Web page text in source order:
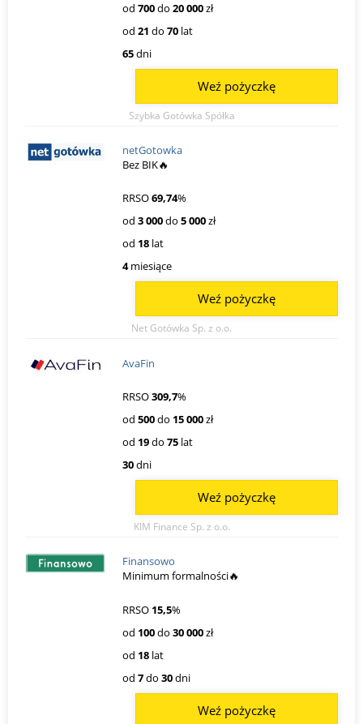
od 700do 20 000zł
od 21 do 70 lat
65dni
Szybka Gotówka Spółka
Weź pożyczkę
netGotowka
Bez BIK🔥
RRSO69,74%
od 3 000do 5 000zł
od 18 lat
4miesiące
Net Gotówka Sp. z o.o.
Weź pożyczkę
AvaFin
RRSO309,7%
od 500do 15 000zł
od 19do 75 lat
30dni
KIM Finance Sp. z o.o.
Weź pożyczkę
Finansowo
Minimum formalności🔥
RRSO 15,5%
od 100do 30 000zł
od 18 lat
od 7do 30dni
Weź pożyczkę